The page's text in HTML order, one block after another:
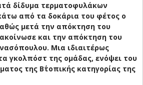
δίδυμα τερματοφυλάκων
από τα δοκάρια του φέτος ο
μετά την απόκτηση του
και την απόκτηση του
Μια ιδιαιτέρως
γκολπόστ της ομάδας, ενόψει του
της Β΄τοπικής κατηγορίας της